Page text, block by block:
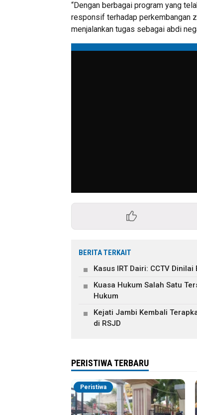
“Dengan berbagai program yang
responsif terhadap perkembangan
menjalankan tugas sebagai abdi
BERITA TERKAIT
Kasus IRT Dairi: CCTV
Kuasa Hukum Salah Satu
Hukum
Kejati Jambi Kembali
di RSJD
PERISTIWA TERBARU
Peristiwa